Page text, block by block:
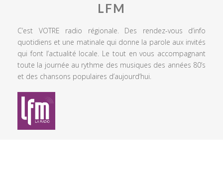
LFM
C’est VOTRE radio régionale. Des rendez-vous d’info
quotidiens et une matinale qui donne la parole aux invités
qui font l’actualité locale. Le tout en vous accompagnant
toute la journée au rythme des musiques des années 80’s
et des chansons populaires d’aujourd’hui.